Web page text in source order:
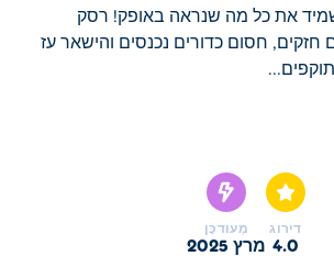
את כל מה שנראה באופק! רסק
חזקים, חסום כדורים נכנסים והישאר עז
חזקים, חסום כדורים נכנסים והישאר עז
מלמעלה. זרוק הרס, שחרר את
העיר בהריסות! האם אתה מוכן לשאוג
דירוג
4.0
מְעוּדכָּן
מרץ 2025